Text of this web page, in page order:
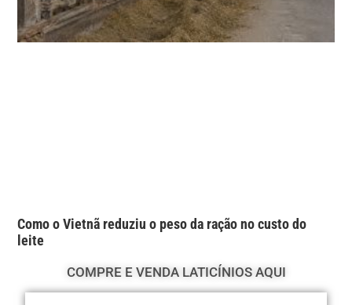
Como o Vietnã reduziu o peso da ração no custo do
leite
COMPRE E VENDA LATICÍNIOS AQUI